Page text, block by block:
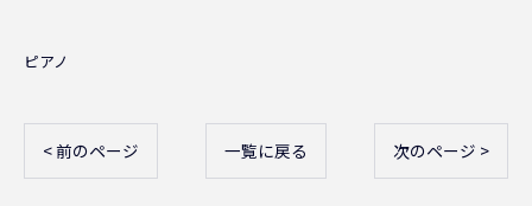
ピアノ
< 前のページ 一覧に戻る 次のページ >